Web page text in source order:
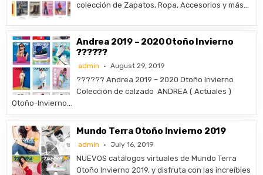
colección de Zapatos, Ropa, Accesorios y más…
Andrea 2019 – 2020 Otoño Invierno
??????
admin August 29, 2019
?????? Andrea 2019 – 2020 Otoño Invierno
Colección de calzado ANDREA ( Actuales )
Otoño-Invierno…
Mundo Terra Otoño Invierno 2019
admin July 16, 2019
NUEVOS catálogos virtuales de Mundo Terra
Otoño Invierno 2019, y disfruta con las increíbles